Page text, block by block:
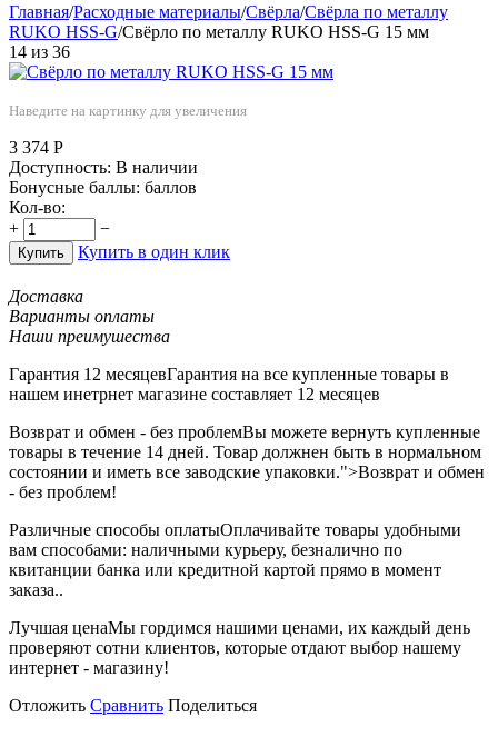
Главная/Расходные материалы/Свёрла/Свёрла по металлу
RUKO HSS-G/Свёрло по металлу RUKO HSS-G 15 мм
14 из 36
Наведите на картинку для увеличения
3 374 Р
Доступность: В наличии
Бонусные баллы: баллов
Кол-во:
+
−
Купить Купить в один клик
Доставка
Варианты оплаты
Наши преимушества
Гарантия 12 месяцевГарантия на все купленные товары в
нашем инетрнет магазине составляет 12 месяцев
Возврат и обмен - без проблемВы можете вернуть купленные
товары в течение 14 дней. Товар должнен быть в нормальном
состоянии и иметь все заводские упаковки.">Возврат и обмен
- без проблем!
Различные способы оплатыОплачивайте товары удобными
вам способами: наличными курьеру, безналично по
квитанции банка или кредитной картой прямо в момент
заказа..
Лучшая ценаМы гордимся нашими ценами, их каждый день
проверяют сотни клиентов, которые отдают выбор нашему
интернет - магазину!
Отложить Сравнить Поделиться